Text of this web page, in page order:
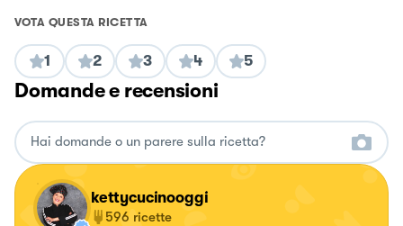
VOTA QUESTA RICETTA
1 2 3 4 5
Domande e recensioni
kettycucinooggi
596 ricette